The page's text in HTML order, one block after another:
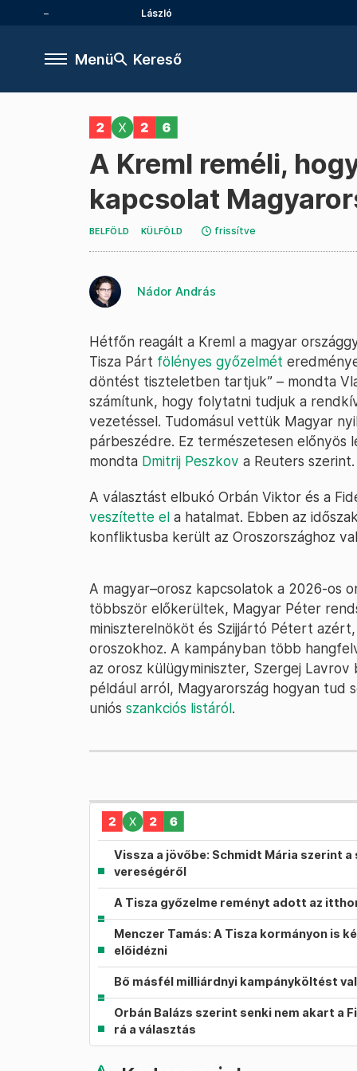
László
Menü Kereső
A Kreml reméli,
kapcsolat
BELFÖLD KÜLFÖLD frissítve
Nádor András
Hétfőn reagált a Kreml a magyar
Tisza Párt fölényes győzelmét
döntést tiszteletben tartjuk” – mondta
számítunk, hogy folytatni tudjuk a
vezetéssel. Tudomásul vettük Magyar
párbeszédre. Ez természetesen előnyös
mondta Dmitrij Peszkov a Reuters szerint.
A választást elbukó Orbán Viktor és a
veszítette el a hatalmat. Ebben az
konfliktusba került az Oroszországhoz
A magyar–orosz kapcsolatok a 2026-os
többször előkerültek, Magyar Péter
miniszterelnököt és Szijjártó Pétert
oroszokhoz. A kampányban több
az orosz külügyminiszter, Szergej
például arról, Magyarország hogyan tud
uniós szankciós listáról.
Vissza a jövőbe: Schmidt Mária szerint
vereségéről
A Tisza győzelme reményt adott az
Menczer Tamás: A Tisza kormányon is
előidézni
Bő másfél milliárdnyi kampányköltést
Orbán Balázs szerint senki nem akart a
rá a választás